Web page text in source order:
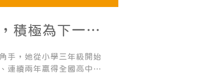
積極為下一次
手，她從小學三年級開始
連續兩年贏得全國高中女